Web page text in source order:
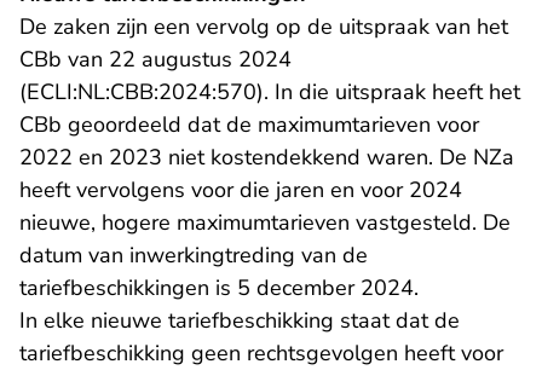
De zaken zijn een vervolg op de uitspraak van het
CBb van 22 augustus 2024
(ECLI:NL:CBB:2024:570). - U verlaat Rechtspraak.nl
In die uitspraak heeft het
CBb geoordeeld dat de maximumtarieven voor
2022 en 2023 niet kostendekkend waren. De NZa
heeft vervolgens voor die jaren en voor 2024
nieuwe, hogere maximumtarieven vastgesteld. De
datum van inwerkingtreding van de
tariefbeschikkingen is 5 december 2024.
In elke nieuwe tariefbeschikking staat dat de
tariefbeschikking geen rechtsgevolgen heeft voor